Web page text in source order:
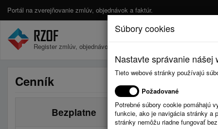
Portál na zverejňovanie zmlúv, objednávok a faktúr.
Register zmlúv, objednávok a faktúr.
Cenník
Bezplatne Základ (15€ /
Súbory cookies
Nastavte správanie
Tieto webové stránky používajú
Požadované
Potrebné súbory cookie pomáhajú
funkcie, ako je navigácia stránky a
stránky nemôžu riadne fungovať